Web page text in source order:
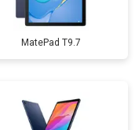
MatePad T9.7